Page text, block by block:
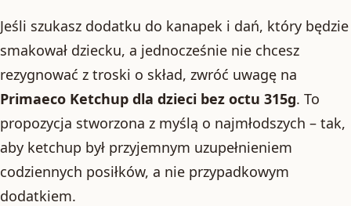
Jeśli szukasz dodatku do kanapek i dań, który będzie
smakował dziecku, a jednocześnie nie chcesz
rezygnować z troski o skład, zwróć uwagę na
Primaeco Ketchup dla dzieci bez octu 315g. To
propozycja stworzona z myślą o najmłodszych – tak,
aby ketchup był przyjemnym uzupełnieniem
codziennych posiłków, a nie przypadkowym
dodatkiem.